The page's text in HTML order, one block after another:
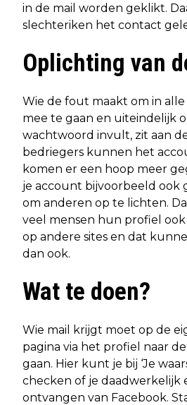
in de mail worden geklikt.
slechteriken het contact
Oplichting van
Wie de fout maakt om in
mee te gaan en uiteindelijk
wachtwoord invult, zit aan
bedriegers kunnen het
komen er een hoop meer
je account bijvoorbeeld ook
om anderen op te lichten.
veel mensen hun profiel
op andere sites en dat
dan ook.
Wat te doen?
Wie mail krijgt moet op de
pagina via het profiel naar
gaan. Hier kunt je bij ‘Je
checken of je daadwerkelijk
ontvangen van Facebook.